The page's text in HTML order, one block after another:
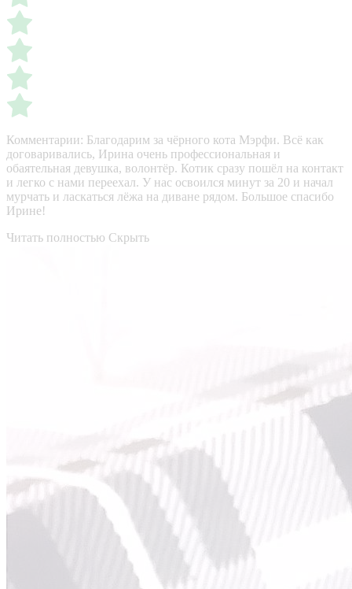
Комментарии: Благодарим за чёрного кота Мэрфи. Всё как
договаривались, Ирина очень профессиональная и
обаятельная девушка, волонтёр. Котик сразу пошёл на контакт
и легко с нами переехал. У нас освоился минут за 20 и начал
мурчать и ласкаться лёжа на диване рядом. Большое спасибо
Ирине!
Читать полностью Скрыть